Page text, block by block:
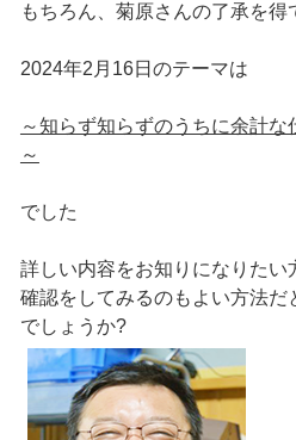
もちろん、菊原さんの了承を得
2024年2月16日のテーマは
～知らず知らずのうちに余計
～
でした
詳しい内容をお知りになりたい
確認をしてみるのもよい方法だ
でしょうか?